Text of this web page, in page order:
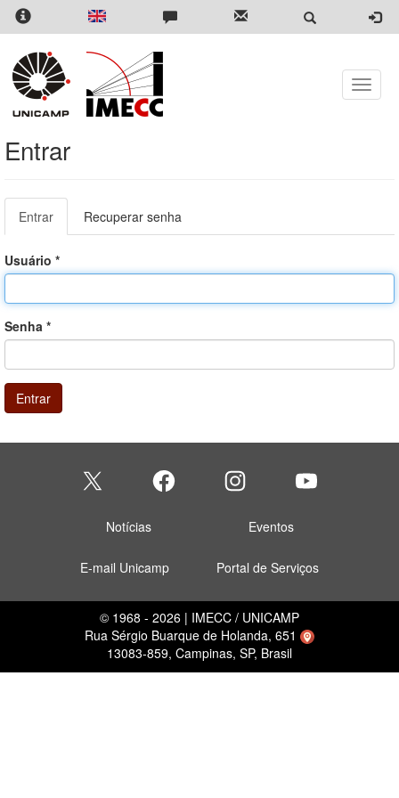
Pular
para
conteúdo
principal
Toggle
Entrar
Abas
primárias
Entrar
ativa)
Recuperar senha
Usuário *
Senha *
Entrar
Notícias Eventos
E-mail Unicamp Portal de Serviços
© 1968 - 2026 | IMECC / UNICAMP
Rua Sérgio Buarque de Holanda, 651
13083-859, Campinas, SP, Brasil